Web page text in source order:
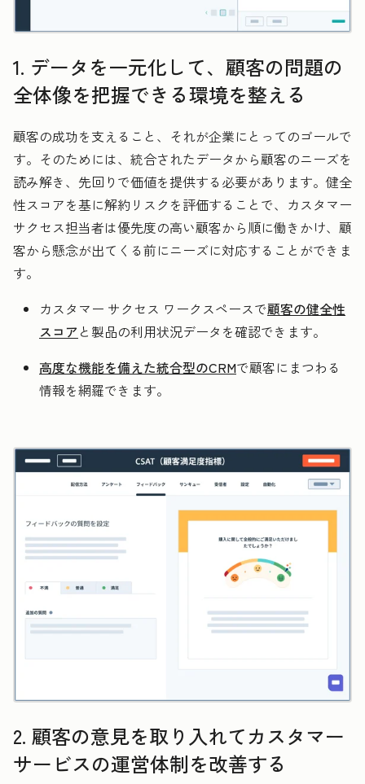
1. データを一元化して、顧客の問題の
全体像を把握できる環境を整える
顧客の成功を支えること、それが企業にとってのゴールで
す。そのためには、統合されたデータから顧客のニーズを
読み解き、先回りで価値を提供する必要があります。健全
性スコアを基に解約リスクを評価することで、カスタマー
サクセス担当者は優先度の高い顧客から順に働きかけ、顧
客から懸念が出てくる前にニーズに対応することができま
す。
カスタマー サクセス ワークスペースで顧客の健全性
スコアと製品の利用状況データを確認できます。
高度な機能を備えた統合型のCRMで顧客にまつわる
情報を網羅できます。
2. 顧客の意見を取り入れてカスタマー
サービスの運営体制を改善する